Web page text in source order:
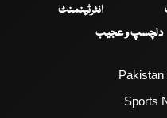
انٹرٹینمنٹ
دلچسپ و عجیب
Sports